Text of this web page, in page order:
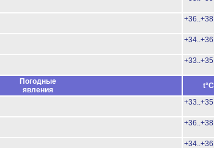
+36..+38
+34..+36
+33..+35
Погодные
явления
t°C
+33..+35
+36..+38
+34..+36